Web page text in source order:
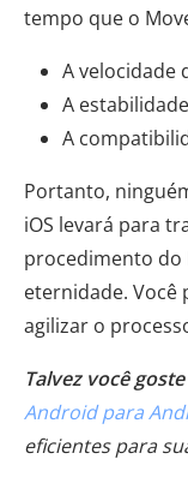
tempo que o
A velocidade
A
A
Portanto,
iOS levará para
procedimento do
eternidade.
agilizar o
Talvez você
Android para
eficientes para